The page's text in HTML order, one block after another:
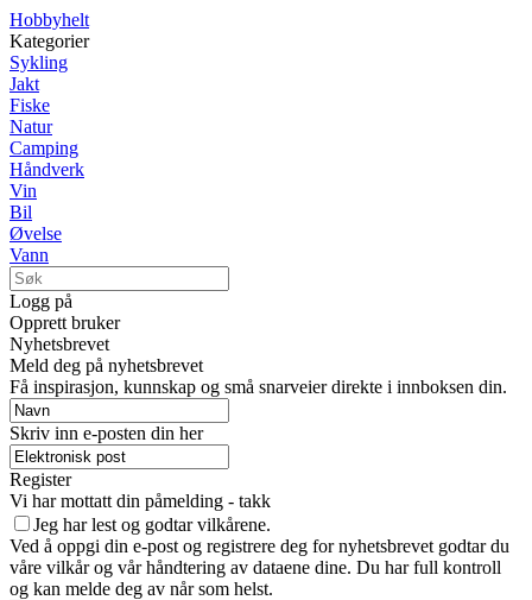
Hobbyhelt
Kategorier
Sykling
Jakt
Fiske
Natur
Camping
Håndverk
Vin
Bil
Øvelse
Vann
Logg på
Opprett bruker
Nyhetsbrevet
Meld deg på nyhetsbrevet
Få inspirasjon, kunnskap og små snarveier direkte i innboksen din.
Skriv inn e-posten din her
Register
Vi har mottatt din påmelding - takk
Jeg har lest og godtar vilkårene.
Ved å oppgi din e-post og registrere deg for nyhetsbrevet godtar du
våre vilkår og vår håndtering av dataene dine. Du har full kontroll
og kan melde deg av når som helst.